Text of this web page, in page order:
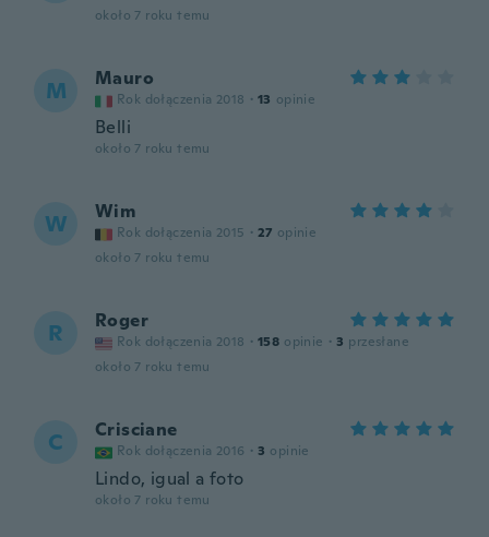
około 7 roku temu
M Mauro
Rok dołączenia 2018 · 13 opinie
Belli
około 7 roku temu
W Wim
Rok dołączenia 2015 · 27 opinie
około 7 roku temu
R Roger
Rok dołączenia 2018 · 158 opinie · 3 przesłane
około 7 roku temu
C Crisciane
Rok dołączenia 2016 · 3 opinie
Lindo, igual a foto
około 7 roku temu